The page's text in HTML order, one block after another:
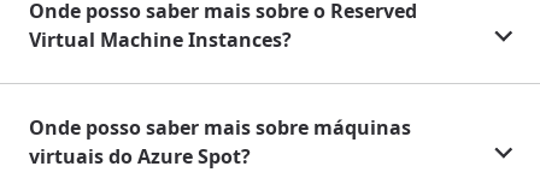
Onde posso saber mais sobre o Reserved
Virtual Machine Instances?
Onde posso saber mais sobre máquinas
virtuais do Azure Spot?